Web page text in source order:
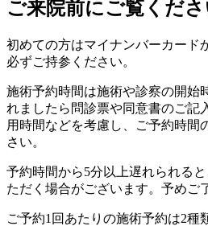
ご来院前にご覧くだ
初めての方はマイナンバーカード
必ずご持参ください。
施術予約時間は施術や診察の開始
れましたら問診票や同意書のご記
用時間などを考慮し、ご予約時間
さい。
予約時間から5分以上遅れられる
ただく場合がございます。予めご
ご予約1回あたりの施術予約は2種